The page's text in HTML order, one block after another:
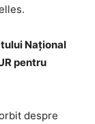
Național
pentru
despre